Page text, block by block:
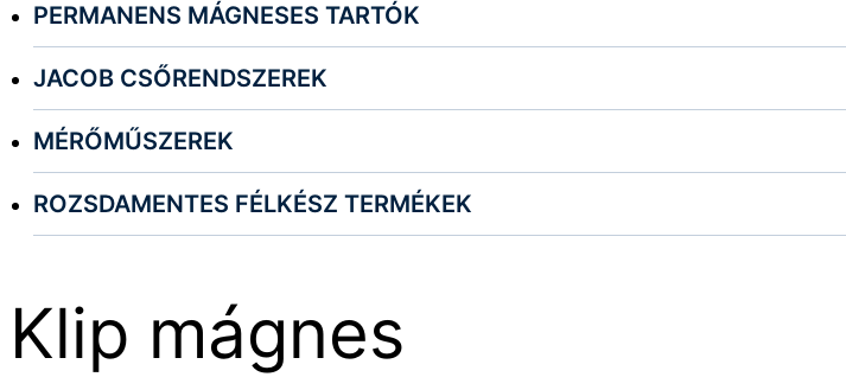
PERMANENS MÁGNESES TARTÓK
JACOB CSŐRENDSZEREK
MÉRŐMŰSZEREK
ROZSDAMENTES FÉLKÉSZ TERMÉKEK
Klip mágnes